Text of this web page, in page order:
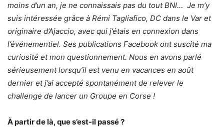
moins d’un an, je ne connaissais pas du tout BNI… Je m’y
suis intéressée grâce à Rémi Tagliafico, DC dans le Var et
originaire d’Ajaccio, avec qui j’étais en connexion dans
l’événementiel. Ses publications Facebook ont suscité ma
curiosité et mon questionnement. Nous en avons parlé
sérieusement lorsqu’il est venu en vacances en août
dernier et j’ai accepté spontanément de relever le
challenge de lancer un Groupe en Corse !
À partir de là, que s’est-il passé ?